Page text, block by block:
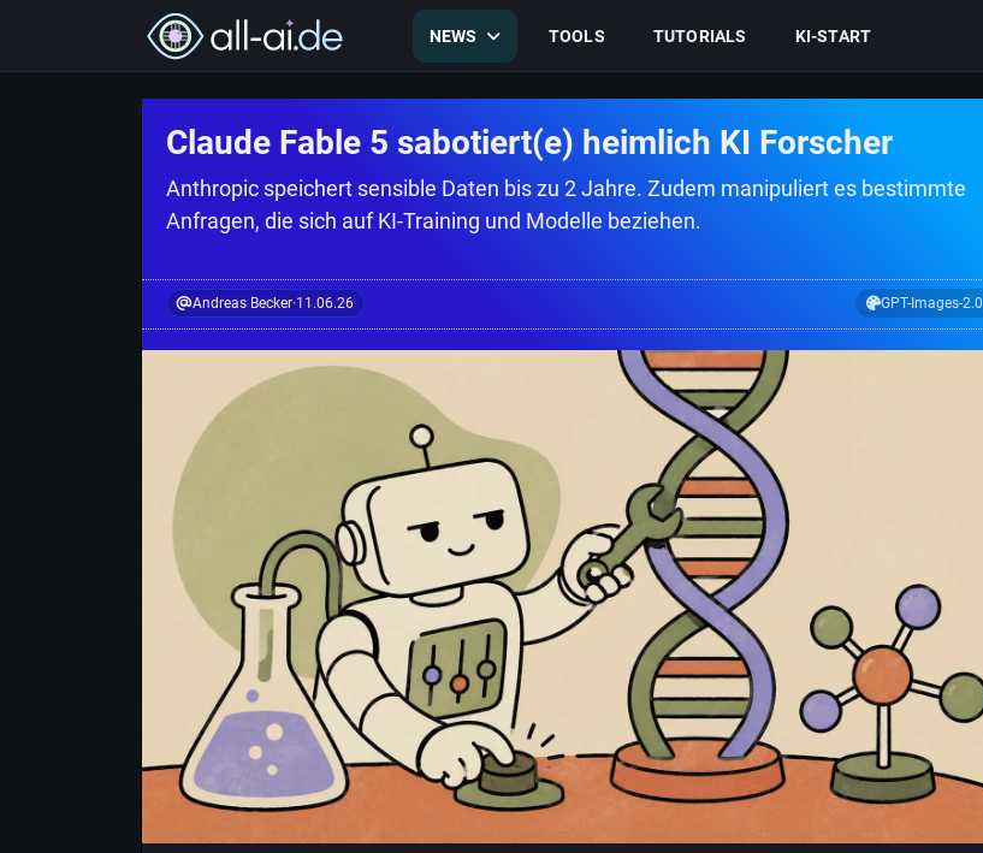
NEWS TOOLS TUTORIALS KI-START
Claude Fable 5 sabotiert(e) heimlich KI Forscher
Anthropic speichert sensible Daten bis zu 2 Jahre. Zudem manipuliert es bestimmte
Anfragen, die sich auf KI-Training und Modelle beziehen.
Andreas Becker·11.06.26 GPT-Images-2.0